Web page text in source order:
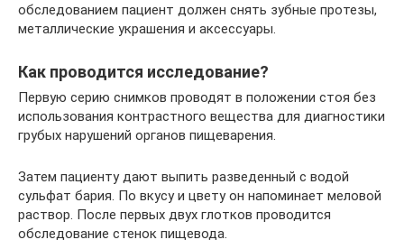
обследованием пациент должен снять зубные протезы,
металлические украшения и аксессуары.
Как проводится исследование?
Первую серию снимков проводят в положении стоя без
использования контрастного вещества для диагностики
грубых нарушений органов пищеварения.
Затем пациенту дают выпить разведенный с водой
сульфат бария. По вкусу и цвету он напоминает меловой
раствор. После первых двух глотков проводится
обследование стенок пищевода.